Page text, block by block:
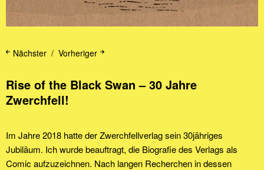
Vorheriger
Nächster
Rise of the Black Swan – 30 Jahre
Zwerchfell!
Im Jahre 2018 hatte der Zwerchfellverlag sein 30jähriges
Jubiläum. Ich wurde beauftragt, die Biografie des Verlags als
Comic aufzuzeichnen. Nach langen Recherchen in dessen